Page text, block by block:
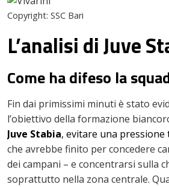
Copyright: SSC Bari
L’analisi di Juve
Come ha difeso la
Fin dai primissimi minuti è stato
l’obiettivo della formazione
Juve Stabia, evitare una
che avrebbe finito per concedere
dei campani – e concentrarsi sulla
soprattutto nella zona centrale.